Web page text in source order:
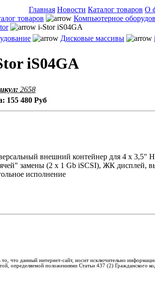
Главная Новости Каталог товаров О
товаров Компьютерное
i-Stor iS04GA
Дисковые массивы
iS04GA
2658
155 480 Руб
внешний контейнер для 4 x 3,5"
замены (2 x 1 Gb iSCSI), ЖК дисплей,
исполнение
что данный интернет-сайт, носит исключительно
определяемой положениями Статьи 437 (2) Гражданского